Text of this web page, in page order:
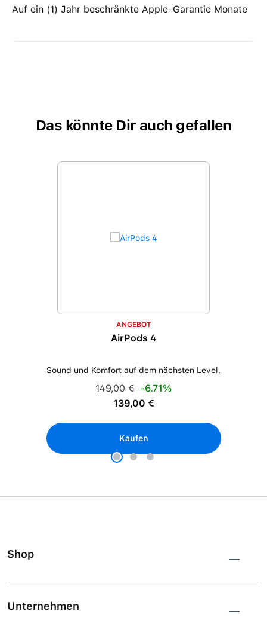
Auf ein (1) Jahr beschränkte Apple-Garantie Monate
Das könnte Dir auch gefallen
Produktgalerie überspringen
ANGEBOT
AirPods 4
Sound und Komfort auf dem nächsten Level.
Verkaufspreis:
Regulärer Preis:
149,00 € -6.71%
139,00 €
Kaufen
Shop
Unternehmen